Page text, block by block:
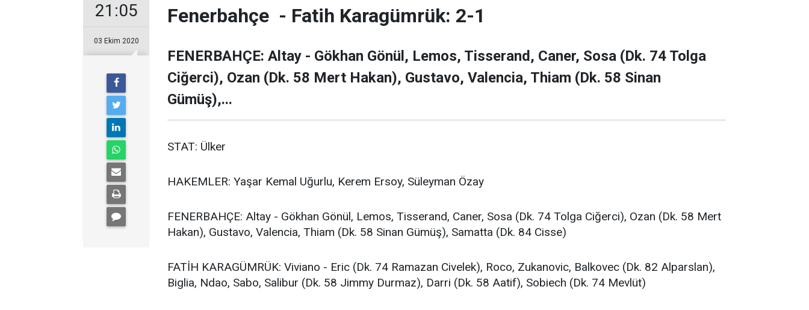
21:05
03 Ekim 2020
Fenerbahçe - Fatih Karagümrük: 2-1
FENERBAHÇE: Altay - Gökhan Gönül, Lemos, Tisserand, Caner, Sosa (Dk. 74 Tolga
Ciğerci), Ozan (Dk. 58 Mert Hakan), Gustavo, Valencia, Thiam (Dk. 58 Sinan
Gümüş),...
STAT: Ülker
HAKEMLER: Yaşar Kemal Uğurlu, Kerem Ersoy, Süleyman Özay
FENERBAHÇE: Altay - Gökhan Gönül, Lemos, Tisserand, Caner, Sosa (Dk. 74 Tolga Ciğerci), Ozan (Dk. 58 Mert
Hakan), Gustavo, Valencia, Thiam (Dk. 58 Sinan Gümüş), Samatta (Dk. 84 Cisse)
FATİH KARAGÜMRÜK: Viviano - Eric (Dk. 74 Ramazan Civelek), Roco, Zukanovic, Balkovec (Dk. 82 Alparslan),
Biglia, Ndao, Sabo, Salibur (Dk. 58 Jimmy Durmaz), Darri (Dk. 58 Aatif), Sobiech (Dk. 74 Mevlüt)